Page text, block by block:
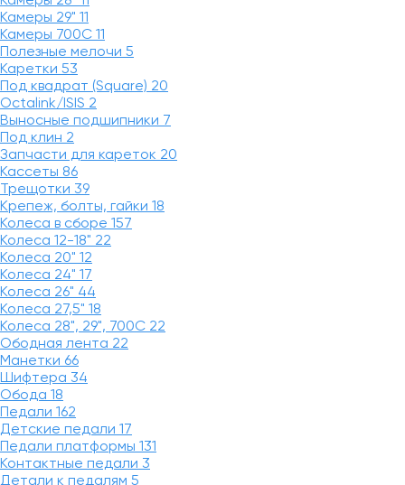
Камеры 29" 11
Камеры 700C 11
Полезные мелочи 5
Каретки 53
Под квадрат (Square) 20
Octalink/ISIS 2
Выносные подшипники 7
Под клин 2
Запчасти для кареток 20
Кассеты 86
Трещотки 39
Крепеж, болты, гайки 18
Колеса в сборе 157
Колеса 12-18" 22
Колеса 20" 12
Колеса 24" 17
Колеса 26" 44
Колеса 27,5" 18
Колеса 28", 29", 700С 22
Ободная лента 22
Манетки 66
Шифтера 34
Обода 18
Педали 162
Детские педали 17
Педали платформы 131
Контактные педали 3
Детали к педалям 5